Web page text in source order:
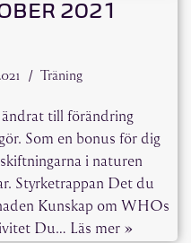
2021
Träning
till förändring
Som en bonus för dig
i naturen
Styrketrappan Det du
Kunskap om WHOs
Du… Läs mer »